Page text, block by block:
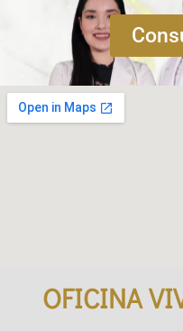
OFICINA